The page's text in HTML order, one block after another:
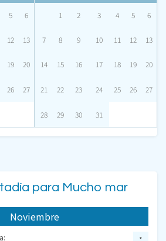
5 6
12 13
19 20
26 27
1 2 3 4 5 6
7 8 9 10 11 12 13
14 15 16 17 18 19 20
21 22 23 24 25 26 27
28 29 30 31
para Mucho mar
Noviembre